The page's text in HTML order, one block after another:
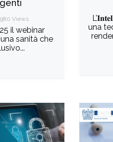
980 Views
il webinar
sanità che
una